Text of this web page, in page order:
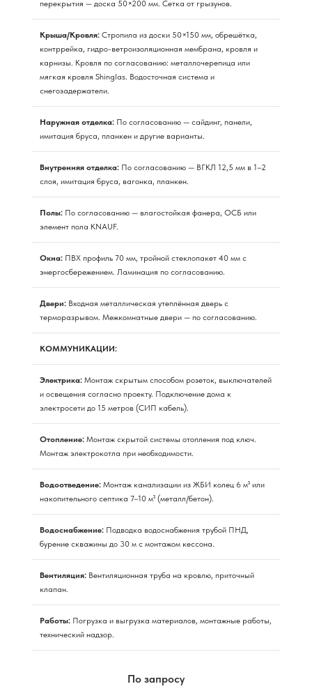
перекрытия — доска 50×200 мм. Сетка от грызунов.
Крыша/Кровля: Стропила из доски 50×150 мм, обрешётка,
контррейка, гидро-ветроизоляционная мембрана, кровля и
карнизы. Кровля по согласованию: металлочерепица или
мягкая кровля Shinglas. Водосточная система и
снегозадержатели.
Наружная отделка: По согласованию — сайдинг, панели,
имитация бруса, планкен и другие варианты.
Внутренняя отделка: По согласованию — ВГКЛ 12,5 мм в 1–2
слоя, имитация бруса, вагонка, планкен.
Полы: По согласованию — влагостойкая фанера, ОСБ или
элемент пола KNAUF.
Окна: ПВХ профиль 70 мм, тройной стеклопакет 40 мм с
энергосбережением. Ламинация по согласованию.
Двери: Входная металлическая утеплённая дверь с
терморазрывом. Межкомнатные двери — по согласованию.
КОММУНИКАЦИИ:
Электрика: Монтаж скрытым способом розеток, выключателей
и освещения согласно проекту. Подключение дома к
электросети до 15 метров (СИП кабель).
Отопление: Монтаж скрытой системы отопления под ключ.
Монтаж электрокотла при необходимости.
Водоотведение: Монтаж канализации из ЖБИ колец 6 м³ или
накопительного септика 7–10 м³ (металл/бетон).
Водоснабжение: Подводка водоснабжения трубой ПНД,
бурение скважины до 30 м с монтажом кессона.
Вентиляция: Вентиляционная труба на кровлю, приточный
клапан.
Работы: Погрузка и выгрузка материалов, монтажные работы,
технический надзор.
По запросу